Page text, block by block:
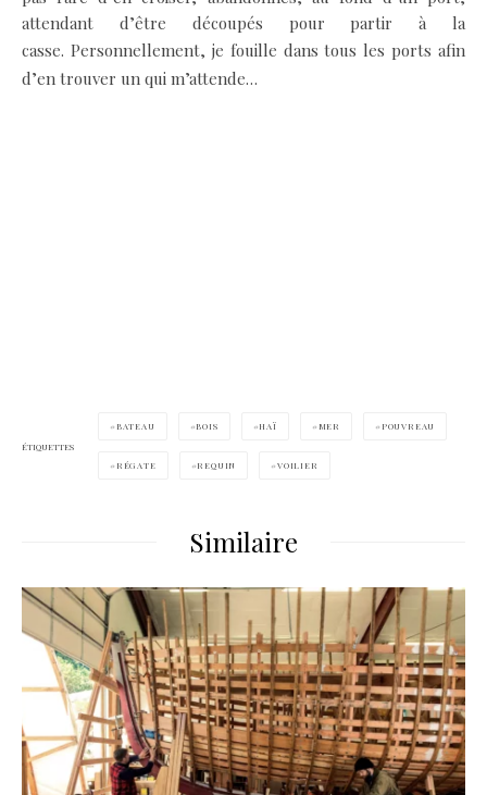
attendant d’être découpés pour partir à la
casse. Personnellement, je fouille dans tous les ports afin
d’en trouver un qui m’attende…
ÉTIQUETTES
BATEAU BOIS HAÏ MER POUVREAU
RÉGATE REQUIN VOILIER
Similaire